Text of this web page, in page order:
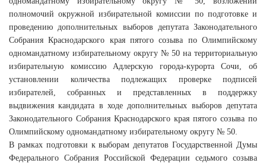
полномочий окружной избирательной комиссии по подготовке и
проведению дополнительных выборов депутата Законодательного
Собрания Краснодарского края пятого созыва по Олимпийскому
одномандатному избирательному округу № 50 на территориальную
избирательную комиссию Адлерскую города-курорта Сочи, об
установлении количества подлежащих проверке подписей
избирателей, собранных и представленных в поддержку
выдвижения кандидата в ходе дополнительных выборов депутата
Законодательного Собрания Краснодарского края пятого созыва по
Олимпийскому одномандатному избирательному округу № 50.
В рамках подготовки к выборам депутатов Государственной Думы
Федерального Собрания Российской Федерации седьмого созыва